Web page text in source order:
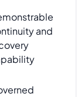
and